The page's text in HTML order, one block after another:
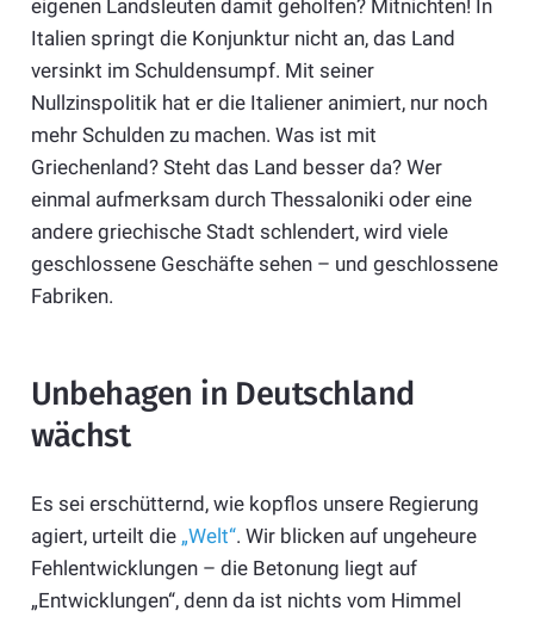
eigenen Landsleuten damit geholfen? Mitnichten! In
Italien springt die Konjunktur nicht an, das Land
versinkt im Schuldensumpf. Mit seiner
Nullzinspolitik hat er die Italiener animiert, nur noch
mehr Schulden zu machen. Was ist mit
Griechenland? Steht das Land besser da? Wer
einmal aufmerksam durch Thessaloniki oder eine
andere griechische Stadt schlendert, wird viele
geschlossene Geschäfte sehen – und geschlossene
Fabriken.
Unbehagen in Deutschland
wächst
Es sei erschütternd, wie kopflos unsere Regierung
agiert, urteilt die „Welt“. Wir blicken auf ungeheure
Fehlentwicklungen – die Betonung liegt auf
„Entwicklungen“, denn da ist nichts vom Himmel